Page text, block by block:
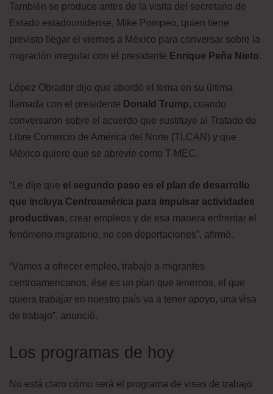
También se produce antes de la visita del secretario de
Estado estadounidense, Mike Pompeo, quien tiene
previsto llegar el viernes a México para conversar sobre la
migración irregular con el presidente Enrique Peña Nieto.
López Obrador dijo que abordó el tema en su última
llamada con el presidente Donald Trump, cuando
conversaron sobre el acuerdo que sustituye al Tratado de
Libre Comercio de América del Norte (TLCAN) y que
México quiere que se abrevie como T-MEC.
“Le dije que el segundo paso es el plan de desarrollo
que incluya Centroamérica para impulsar actividades
productivas, crear empleos y de esa manera enfrentar el
fenómeno migratorio, no con deportaciones”, afirmó.
“Vamos a ofrecer empleo, trabajo a migrantes
centroamericanos, ése es un plan que tenemos, el que
quiera trabajar en nuestro país va a tener apoyo, una visa
de trabajo”, anunció.
Los programas de hoy
No está claro cómo será el programa de visas de trabajo